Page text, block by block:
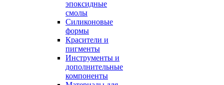
эпоксидные
смолы
Силиконовые
формы
Красители и
пигменты
Инструменты и
дополнительные
компоненты